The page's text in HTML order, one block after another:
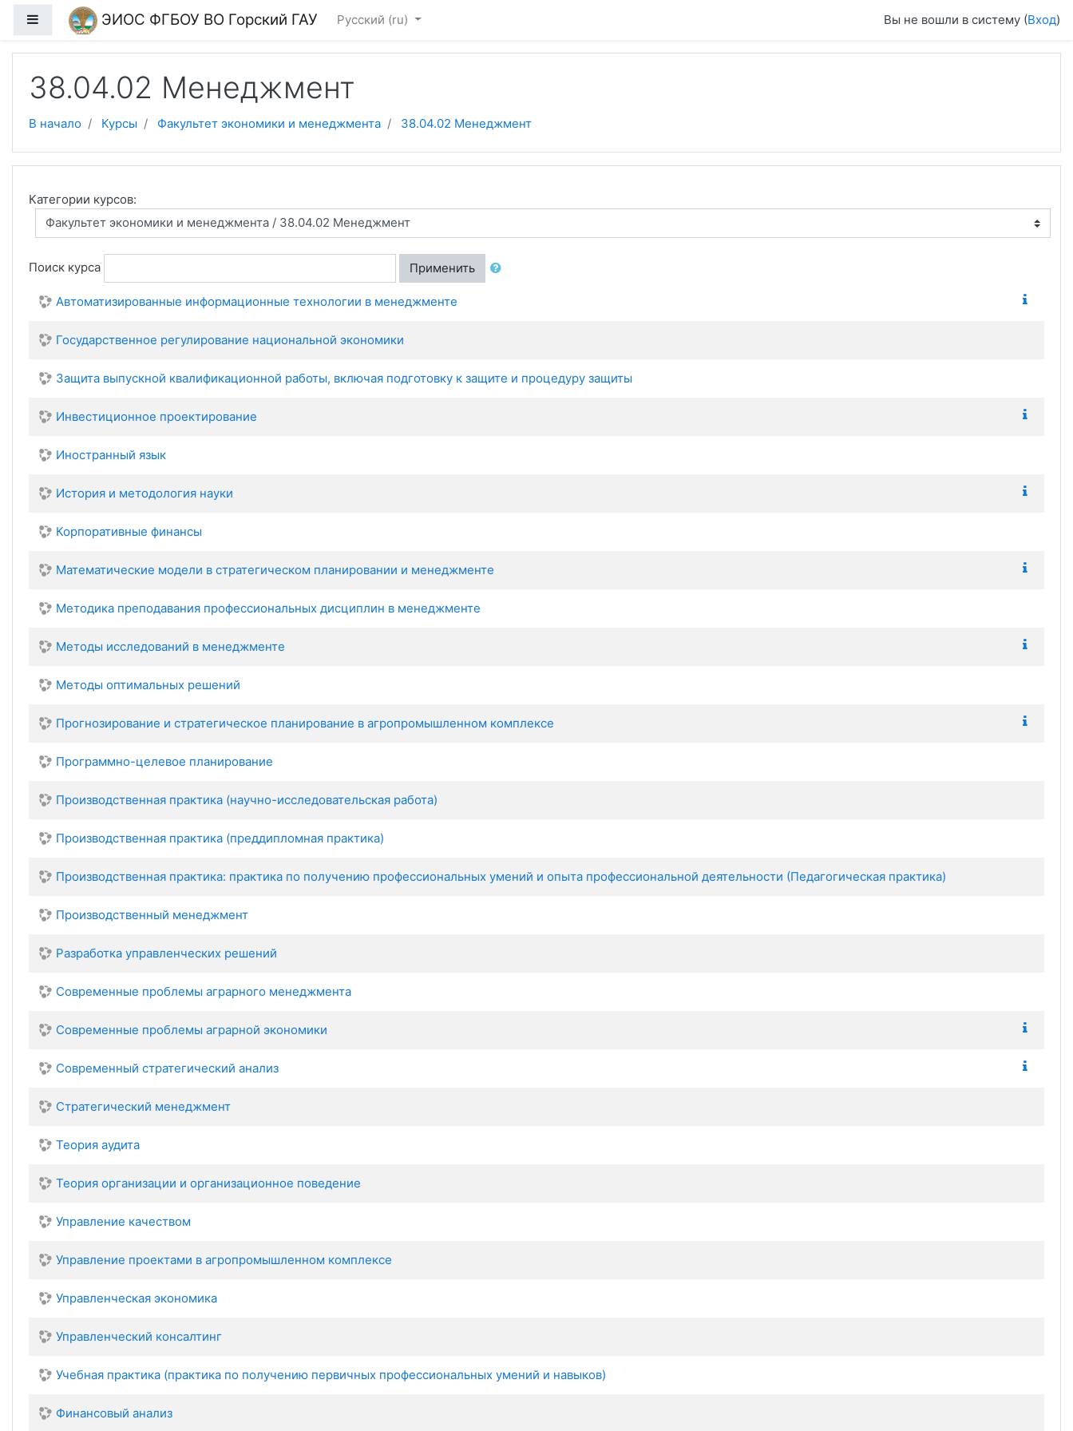
Перейти к основному содержанию
Боковая панельЭИОС ФГБОУ ВО Горский ГАУ Русский ‎(ru)‎ Вы не вошли в систему (Вход)
38.04.02 Менеджмент
В начало Курсы Факультет экономики и менеджмента 38.04.02 Менеджмент
Категории курсов:
Поиск курса Применить
Автоматизированные информационные технологии в менеджменте
Государственное регулирование национальной экономики
Защита выпускной квалификационной работы, включая подготовку к защите и процедуру защиты
Инвестиционное проектирование
Иностранный язык
История и методология науки
Корпоративные финансы
Математические модели в стратегическом планировании и менеджменте
Методика преподавания профессиональных дисциплин в менеджменте
Методы исследований в менеджменте
Методы оптимальных решений
Прогнозирование и стратегическое планирование в агропромышленном комплексе
Программно-целевое планирование
Производственная практика (научно-исследовательская работа)
Производственная практика (преддипломная практика)
Производственная практика: практика по получению профессиональных умений и опыта профессиональной деятельности (Педагогическая практика)
Производственный менеджмент
Разработка управленческих решений
Современные проблемы аграрного менеджмента
Современные проблемы аграрной экономики
Современный стратегический анализ
Стратегический менеджмент
Теория аудита
Теория организации и организационное поведение
Управление качеством
Управление проектами в агропромышленном комплексе
Управленческая экономика
Управленческий консалтинг
Учебная практика (практика по получению первичных профессиональных умений и навыков)
Финансовый анализ